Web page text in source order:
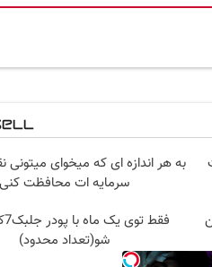
به هر اندازه ای که میخوای میتونی
سرمایه ات محافظت کنی
شو(تعداد محدود)